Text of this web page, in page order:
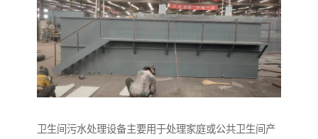
卫生间污水处理设备主要用于处理家庭或公共卫生间产